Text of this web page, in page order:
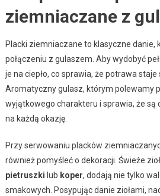
ziemniaczane z
Placki ziemniaczane to klasyczne danie,
połączeniu z gulaszem. Aby wydobyć
je na ciepło, co sprawia, że potrawa
Aromatyczny gulasz, którym polewamy
wyjątkowego charakteru i sprawia, że są
na każdą okazję.
Przy serwowaniu placków
również pomyśleć o dekoracji. Świeże
pietruszki lub koper, dodają nie tylko
smakowych. Posypując danie ziołami,